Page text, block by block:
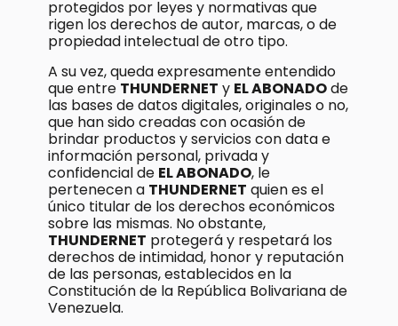
protegidos por leyes y normativas que
rigen los derechos de autor, marcas, o de
propiedad intelectual de otro tipo.
A su vez, queda expresamente entendido
que entre THUNDERNET y EL ABONADOde
las bases de datos digitales, originales o no,
que han sido creadas con ocasión de
brindar productos y servicios con data e
información personal, privada y
confidencial de EL ABONADO, le
pertenecen a THUNDERNET quien es el
único titular de los derechos económicos
sobre las mismas. No obstante,
THUNDERNET protegerá y respetará los
derechos de intimidad, honor y reputación
de las personas, establecidos en la
Constitución de la República Bolivariana de
Venezuela.